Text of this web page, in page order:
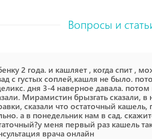
Вопросы и
2 года. и кашляет , когда спит ,
с густых соплей,кашля не было.
дня 3-4 наверное давала.
Мирамистин брызгать сказали, в
сказали что остаточный
а в понедельник нам в сад.
меня первый раз кашель
врача онлайн